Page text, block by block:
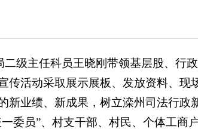
级主任科员王晓刚带领基层股、行
传活动采取展示展板、发放资料、现
业绩、新成果，树立滦州司法行政
一委员”、村支干部、村民、个体工商